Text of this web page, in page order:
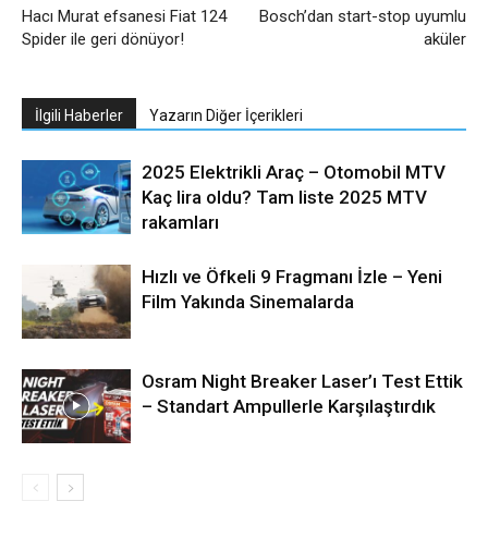
Hacı Murat efsanesi Fiat 124
Spider ile geri dönüyor!
Bosch’dan start-stop uyumlu
aküler
İlgili Haberler Yazarın Diğer İçerikleri
2025 Elektrikli Araç – Otomobil MTV
Kaç lira oldu? Tam liste 2025 MTV
rakamları
Hızlı ve Öfkeli 9 Fragmanı İzle – Yeni
Film Yakında Sinemalarda
Osram Night Breaker Laser’ı Test Ettik
– Standart Ampullerle Karşılaştırdık